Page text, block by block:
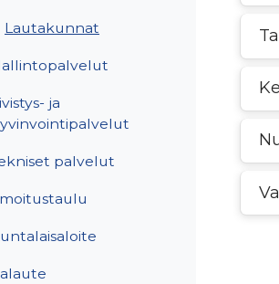
Lautakunnat
ja
palvelut